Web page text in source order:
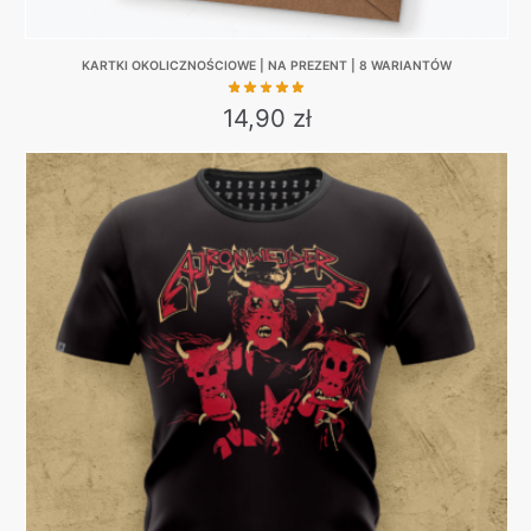
KARTKI OKOLICZNOŚCIOWE | NA PREZENT | 8 WARIANTÓW
14,90 zł
This
product
has
variants.
The
options
may
be
chosen
on
the